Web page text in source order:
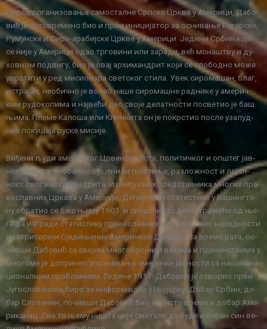
По­ред ор­га­ни­зо­ва­ња са­мо­стал­не Срп­ске Цр­кве у Аме­ри­ци, Да­бо­
вић је исто­вре­ме­но био и пр­ви ини­ци­ја­тор за осни­ва­ње Бу­гар­ске,
Ру­мун­ске и Си­ро-ара­биј­ске Цр­кве у Аме­ри­ци. Је­ди­ни Ср­бин ко­ји
се ни­је у Аме­ри­ци одао тр­го­ви­ни или за­ра­ди, већ мо­на­штву и ду­
хов­ном под­ви­гу, био је овај ар­хи­ман­дрит ко­ји се сло­бод­но мо­же
увр­сти­ти у ред ми­си­о­на­ра свет­ског сти­ла. Увек си­ро­ма­шан, благ,
ис­тра­јан, нео­бич­но је во­лео на­ше си­ро­ма­шне рад­ни­ке у аме­рич­
ким ру­до­ко­пи­ма и нај­ве­ћи део сво­је де­лат­но­сти по­све­тио је баш
њи­ма. Пле­ме Ка­ло­ша или Клин­ки­та он је по­кр­стио по­сле уза­луд­
них по­ку­ша­ја ру­ске ми­си­је.
Ви­ђе­ни љу­ди аме­рич­ког Цр­ве­ног кр­ста, по­ли­тич­ког и оп­штег јав­
ног жи­во­та, нео­бич­но су це­ни­ли по­ште­ње, ра­зло­жност и ло­јал­
ност ово­га ар­хи­ман­дри­та. Из­ме­ђу свих пред­став­ни­ка мно­гих пра­
во­слав­них Цр­ка­ва у Аме­ри­ци, Де­парт­ман ста­ти­сти­ке у Ва­шинг­то­
ну обра­тио се баш ње­му 1901. и сле­де­ћих го­ди­на, тра­же­ћи од ње­
га да из­гра­ди ста­ти­сти­ку пра­во­слав­них вер­ни­ка свих на­род­но­сти
на те­ри­то­ри­ји Сје­ди­ње­них Аме­рич­ких Др­жа­ва. За вре­ме ра­та, по­
чив­ши Да­бо­вић са сво­јим мно­го­број­ним ве­за­ма и по­знан­стви­ма у
мно­го­ме је до­при­нео упо­зна­ва­њу аме­рич­ке јав­но­сти са на­шим на­
ци­о­нал­ним про­бле­ми­ма. Го­ди­не 1917. Да­бо­вић је отво­рио пр­ви
Ју­го­сло­вен­ски би­ро за ин­фор­ма­ци­је у Њу­јор­ку. До­бар Ср­бин, до­
бар Сло­ве­нин, по­чив­ши Да­бо­вић био је у исто вре­ме и до­бар Аме­
ри­ка­нац. Све то ње­му ни­шта ни­је сме­та­ло да бу­де и ве­ран син ве­